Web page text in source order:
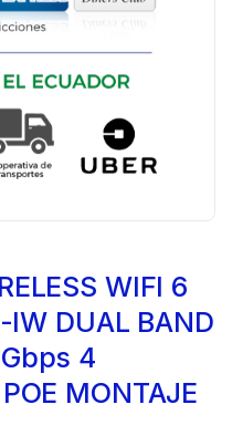
WIFI 6
IW DUAL BAND
4
MONTAJE